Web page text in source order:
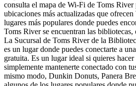
consulta el mapa de Wi-Fi de Toms River
ubicaciones más actualizadas que
lugares más populares donde puedes
Toms River se encuentran las bibliotecas,
La Sucursal de Toms River de la
es un lugar donde puedes conectarte a
gratuita. Es un lugar ideal si quieres
simplemente mantenerte conectado con
mismo modo, Dunkin Donuts, Panera